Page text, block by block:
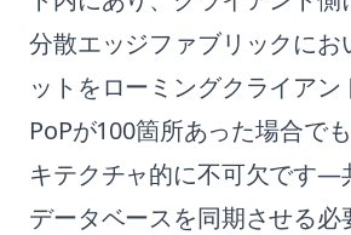
分散エッジファブリックにお
ットをローミングクライアン
PoPが100箇所あった場合で
キテクチャ的に不可欠です—
データベースを同期させる必